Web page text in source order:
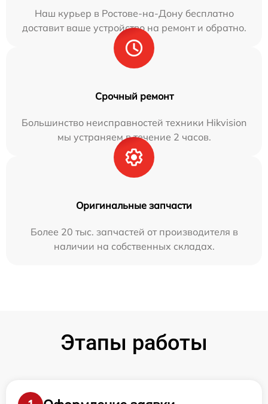
Наш курьер в Ростове-на-Дону бесплатно
доставит ваше устройство на ремонт и обратно.
Срочный ремонт
Большинство неисправностей техники Hikvision
мы устраняем в течение 2 часов.
Оригинальные запчасти
Более 20 тыс. запчастей от производителя в
наличии на собственных складах.
Этапы работы